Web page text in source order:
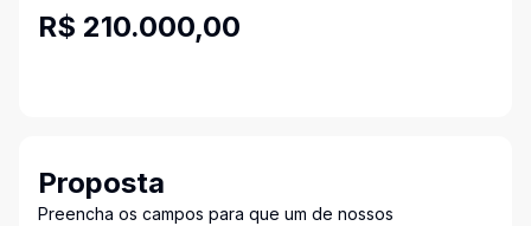
R$ 210.000,00
Proposta
Preencha os campos para que um de nossos